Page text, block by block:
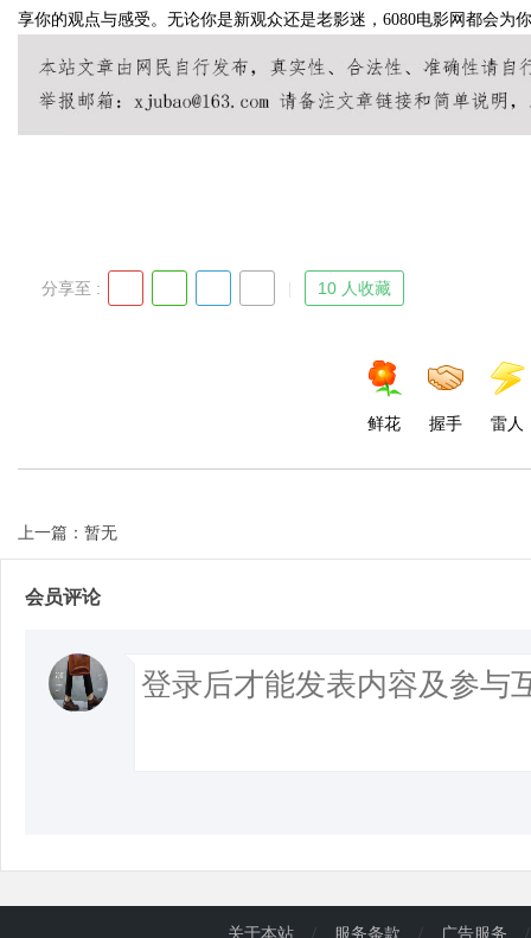
享你的观点与感受。无论你是新观众还是老影迷，6080电影网都会为
分享至 : 10 人收藏
鲜花 握手 雷人
上一篇：暂无
会员评论
关于本站 / 服务条款 / 广告服务 /